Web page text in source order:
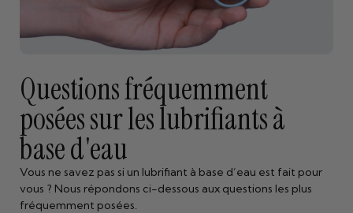
Questions fréquemment
posées sur les lubrifiants à
base d'eau
Vous ne savez pas si un lubrifiant à base d’eau est fait pour
vous ? Nous répondons ci-dessous aux questions les plus
fréquemment posées.